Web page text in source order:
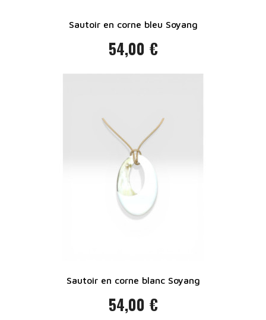
Sautoir en corne bleu Soyang
Prix
54,00 €
Sautoir en corne blanc Soyang
Prix
54,00 €